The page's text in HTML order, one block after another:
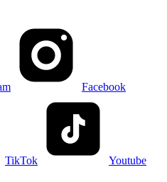
Facebook
TikTok Youtube